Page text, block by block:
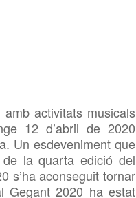
activitats musicals
12 d’abril de 2020
Un esdeveniment que
la quarta edició del
s’ha aconseguit tornar
Gegant 2020 ha estat